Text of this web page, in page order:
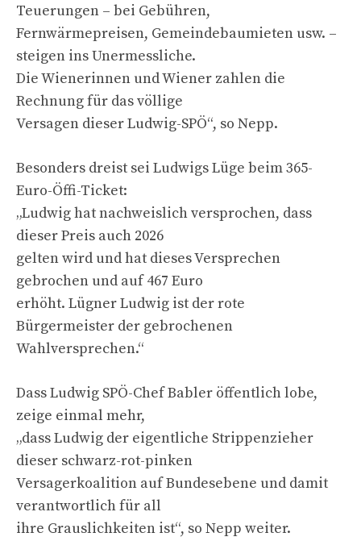
Teuerungen – bei Gebühren,
Fernwärmepreisen, Gemeindebaumieten usw. –
steigen ins Unermessliche.
Die Wienerinnen und Wiener zahlen die
Rechnung für das völlige
Versagen dieser Ludwig-SPÖ“, so Nepp.
Besonders dreist sei Ludwigs Lüge beim 365-
Euro-Öffi-Ticket:
„Ludwig hat nachweislich versprochen, dass
dieser Preis auch 2026
gelten wird und hat dieses Versprechen
gebrochen und auf 467 Euro
erhöht. Lügner Ludwig ist der rote
Bürgermeister der gebrochenen
Wahlversprechen.“
Dass Ludwig SPÖ-Chef Babler öffentlich lobe,
zeige einmal mehr,
„dass Ludwig der eigentliche Strippenzieher
dieser schwarz-rot-pinken
Versagerkoalition auf Bundesebene und damit
verantwortlich für all
ihre Grauslichkeiten ist“, so Nepp weiter.